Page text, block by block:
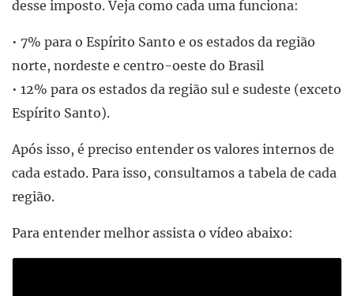
desse imposto. Veja como cada uma funciona:
• 7% para o Espírito Santo e os estados da região
norte, nordeste e centro-oeste do Brasil
• 12% para os estados da região sul e sudeste (exceto
Espírito Santo).
Após isso, é preciso entender os valores internos de
cada estado. Para isso, consultamos a tabela de cada
região.
Para entender melhor assista o vídeo abaixo: